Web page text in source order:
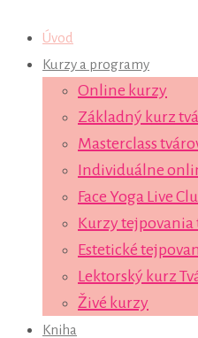
Úvod
Kurzy a programy
Online kurzy
Základný kurz
Masterclass
Individuálne
Face Yoga Live
Kurzy tejpovania
Estetické
Lektorský kurz
Živé kurzy
Kniha